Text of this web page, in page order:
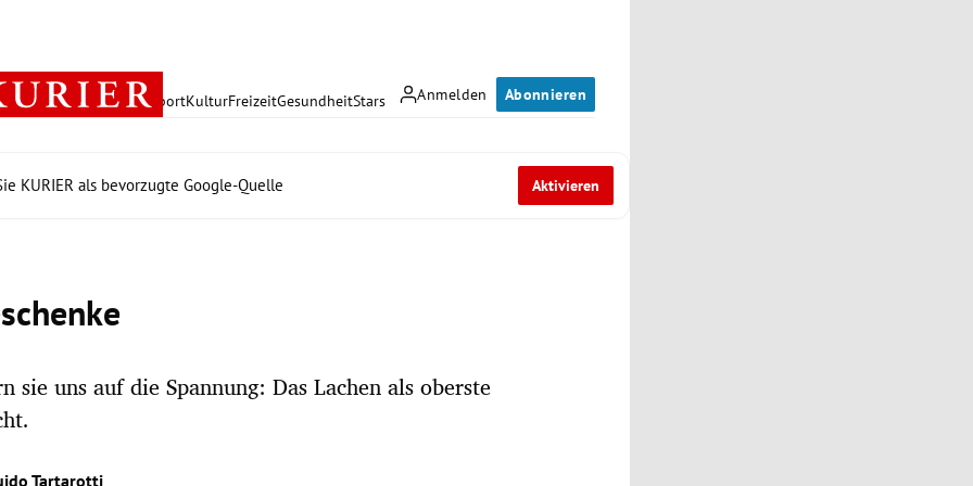
Anmelden Abonnieren
PolitikWirtschaft SportKulturFreizeitGesundheitStars
KURIER als bevorzugte Google-Quelle Aktivieren
sie uns auf die Spannung: Das Lachen als oberste
Tartarotti